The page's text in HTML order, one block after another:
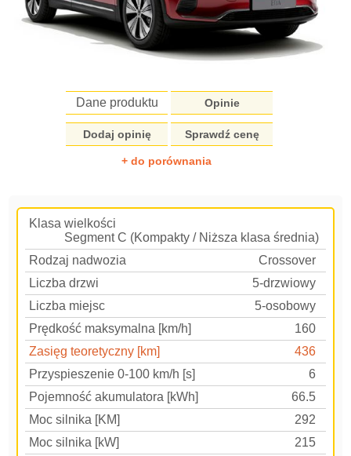
Dane produktu Opinie
Dodaj opinię Sprawdź cenę
+ do porównania
Klasa wielkości
Segment C (Kompakty / Niższa klasa średnia)
Rodzaj nadwozia
Crossover
Liczba drzwi
5-drzwiowy
Liczba miejsc
5-osobowy
Prędkość maksymalna [km/h]
160
Zasięg teoretyczny [km]
436
Przyspieszenie 0-100 km/h [s]
6
Pojemność akumulatora [kWh]
66.5
Moc silnika [KM]
292
Moc silnika [kW]
215